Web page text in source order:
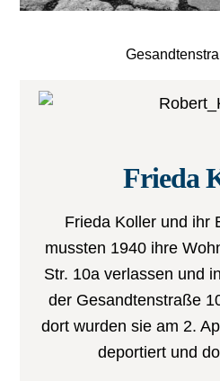
Frieda
Frieda Koller und ihr
mussten 1940 ihre
Str. 10a verlassen und
der Gesandtenstraße
dort wurden sie am 2.
deportiert und